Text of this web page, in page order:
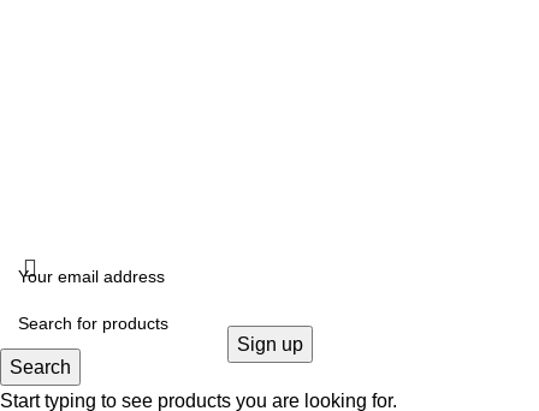
Search
Start typing to see products you are looking for.